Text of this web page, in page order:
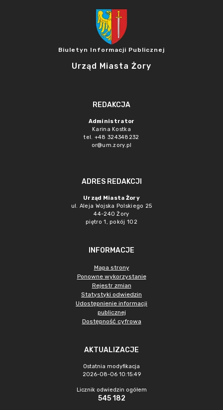
Biuletyn Informacji Publicznej
Urząd Miasta Żory
REDAKCJA
Administrator
Karina Kostka
tel. +48 324348232
or@um.zory.pl
ADRES REDAKCJI
Urząd Miasta Żory
ul. Aleja Wojska Polskiego 25
44-240 Żory
piętro 1, pokój 102
INFORMACJE
Mapa strony
Ponowne wykorzystanie
Rejestr zmian
Statystyki odwiedzin
Udostępnienie informacji
publicznej
Dostępność cyfrowa
AKTUALIZACJE
Ostatnia modyfikacja
2026-08-06 10:15:49
Licznik odwiedzin ogółem
545 182